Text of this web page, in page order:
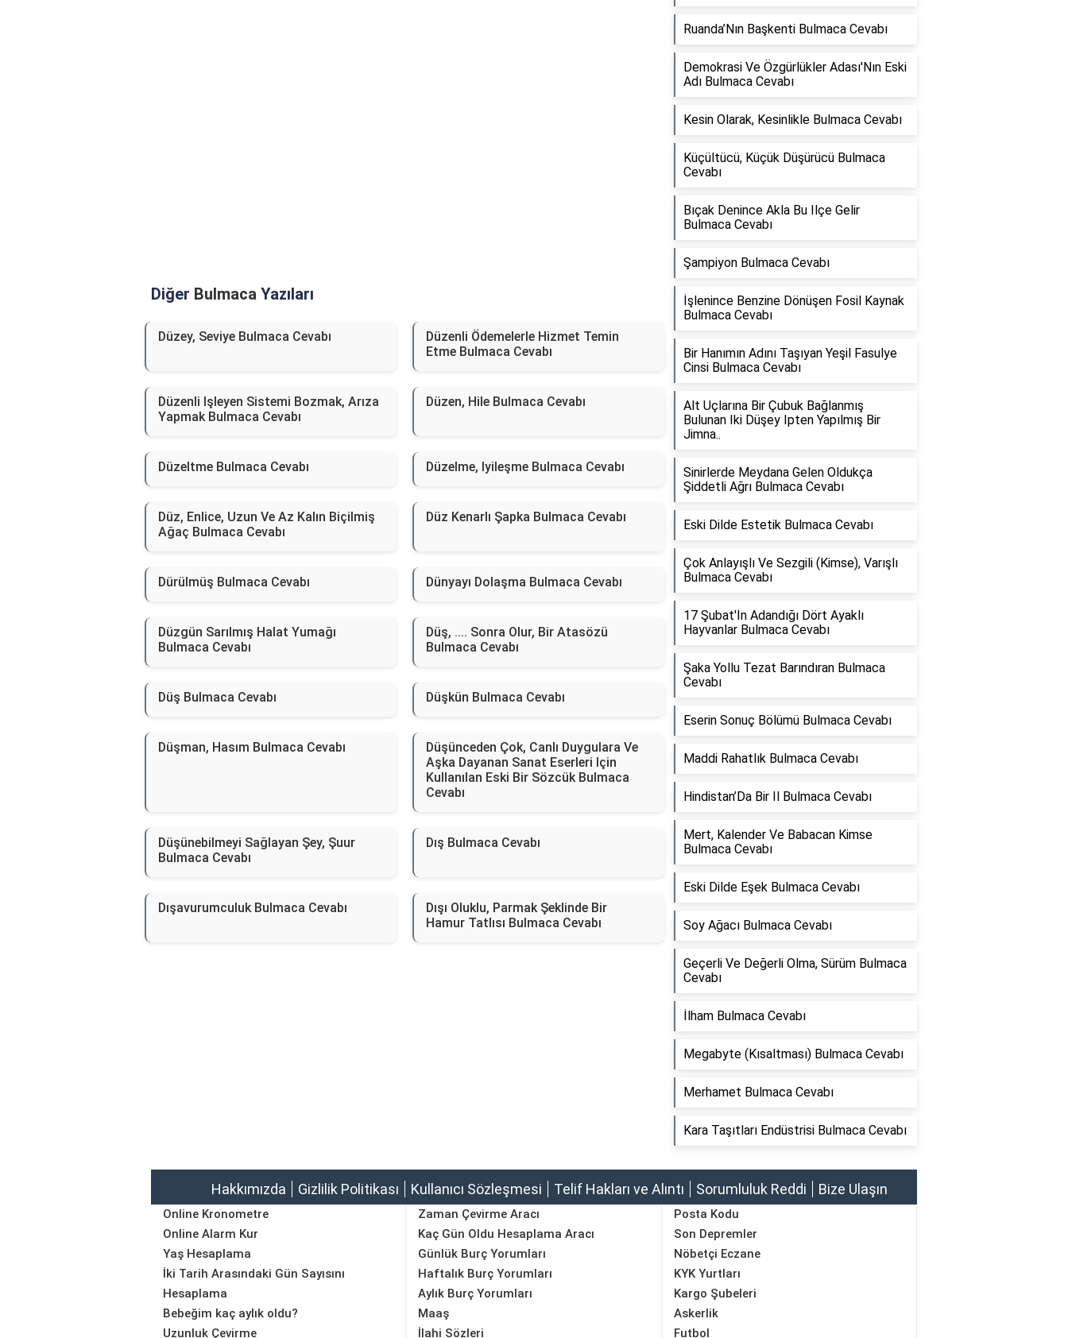
Diğer Bulmaca Yazıları
Düzey, Seviye Bulmaca Cevabı
Düzenli Ödemelerle Hizmet Temin
Etme Bulmaca Cevabı
Düzenli Işleyen Sistemi Bozmak, Arıza
Yapmak Bulmaca Cevabı
Düzen, Hile Bulmaca Cevabı
Düzeltme Bulmaca Cevabı Düzelme, Iyileşme Bulmaca Cevabı
Düz, Enlice, Uzun Ve Az Kalın Biçilmiş
Ağaç Bulmaca Cevabı
Düz Kenarlı Şapka Bulmaca Cevabı
Dürülmüş Bulmaca Cevabı Dünyayı Dolaşma Bulmaca Cevabı
Düzgün Sarılmış Halat Yumağı
Bulmaca Cevabı
Düş, .... Sonra Olur, Bir Atasözü
Bulmaca Cevabı
Düş Bulmaca Cevabı Düşkün Bulmaca Cevabı
Düşman, Hasım Bulmaca Cevabı
Düşünceden Çok, Canlı Duygulara Ve
Aşka Dayanan Sanat Eserleri Için
Kullanılan Eski Bir Sözcük Bulmaca
Cevabı
Düşünebilmeyi Sağlayan Şey, Şuur
Bulmaca Cevabı
Dış Bulmaca Cevabı
Dışavurumculuk Bulmaca Cevabı
Dışı Oluklu, Parmak Şeklinde Bir
Hamur Tatlısı Bulmaca Cevabı
Ruanda’Nın Başkenti Bulmaca Cevabı
Demokrasi Ve Özgürlükler Adası'Nın Eski
Adı Bulmaca Cevabı
Kesin Olarak, Kesinlikle Bulmaca Cevabı
Küçültücü, Küçük Düşürücü Bulmaca
Cevabı
Bıçak Denince Akla Bu Ilçe Gelir
Bulmaca Cevabı
Şampiyon Bulmaca Cevabı
İşlenince Benzine Dönüşen Fosil Kaynak
Bulmaca Cevabı
Bir Hanımın Adını Taşıyan Yeşil Fasulye
Cinsi Bulmaca Cevabı
Alt Uçlarına Bir Çubuk Bağlanmış
Bulunan Iki Düşey Ipten Yapılmış Bir
Jimna..
Sinirlerde Meydana Gelen Oldukça
Şiddetli Ağrı Bulmaca Cevabı
Eski Dilde Estetik Bulmaca Cevabı
Çok Anlayışlı Ve Sezgili (Kimse), Varışlı
Bulmaca Cevabı
17 Şubat'In Adandığı Dört Ayaklı
Hayvanlar Bulmaca Cevabı
Şaka Yollu Tezat Barındıran Bulmaca
Cevabı
Eserin Sonuç Bölümü Bulmaca Cevabı
Maddi Rahatlık Bulmaca Cevabı
Hindistan’Da Bir Il Bulmaca Cevabı
Mert, Kalender Ve Babacan Kimse
Bulmaca Cevabı
Eski Dilde Eşek Bulmaca Cevabı
Soy Ağacı Bulmaca Cevabı
Geçerli Ve Değerli Olma, Sürüm Bulmaca
Cevabı
İlham Bulmaca Cevabı
Megabyte (Kısaltması) Bulmaca Cevabı
Merhamet Bulmaca Cevabı
Kara Taşıtları Endüstrisi Bulmaca Cevabı
Hakkımızda Gizlilik Politikası Kullanıcı Sözleşmesi Telif Hakları ve Alıntı Sorumluluk Reddi Bize Ulaşın
Online Kronometre
Online Alarm Kur
Yaş Hesaplama
İki Tarih Arasındaki Gün Sayısını
Hesaplama
Bebeğim kaç aylık oldu?
Uzunluk Çevirme
Zaman Çevirme Aracı
Kaç Gün Oldu Hesaplama Aracı
Günlük Burç Yorumları
Haftalık Burç Yorumları
Aylık Burç Yorumları
Maaş
Posta Kodu
Son Depremler
Nöbetçi Eczane
KYK Yurtları
Kargo Şubeleri
Askerlik
İlahi Sözleri
Futbol